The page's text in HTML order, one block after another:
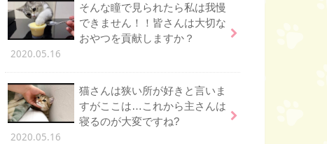
そんな瞳で見られたら私は我慢
できません！！皆さんは大切な
おやつを貢献しますか？
2020.05.16
猫さんは狭い所が好きと言いま
すがここは…これから主さんは
寝るのが大変ですね?
2020.05.16